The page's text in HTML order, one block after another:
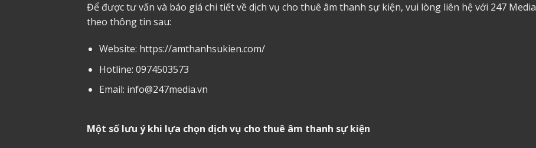
Để được tư vấn và báo giá chi tiết về dịch vụ cho thuê âm thanh sự kiện, vui lòng liên hệ với 247 Media
theo thông tin sau:
Website: https://amthanhsukien.com/
Hotline: 0974503573
Email: info@247media.vn
Một số lưu ý khi lựa chọn dịch vụ cho thuê âm thanh sự kiện